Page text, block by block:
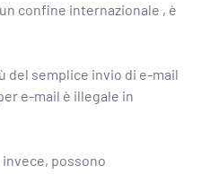
confine internazionale , è
del semplice invio di e-mail
e-mail è illegale in
possono